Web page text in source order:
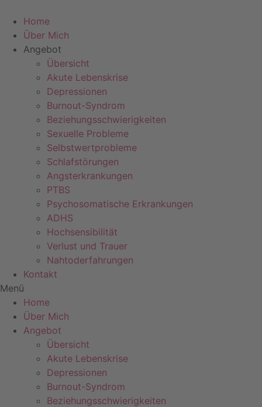
Home
Über Mich
Angebot
Übersicht
Akute Lebenskrise
Depressionen
Burnout-Syndrom
Beziehungsschwierigkeiten
Sexuelle Probleme
Selbstwertprobleme
Schlafstörungen
Angsterkrankungen
PTBS
Psychosomatische Erkrankungen
ADHS
Hochsensibilität
Verlust und Trauer
Nahtoderfahrungen
Kontakt
Menü
Home
Über Mich
Angebot
Übersicht
Akute Lebenskrise
Depressionen
Burnout-Syndrom
Beziehungsschwierigkeiten